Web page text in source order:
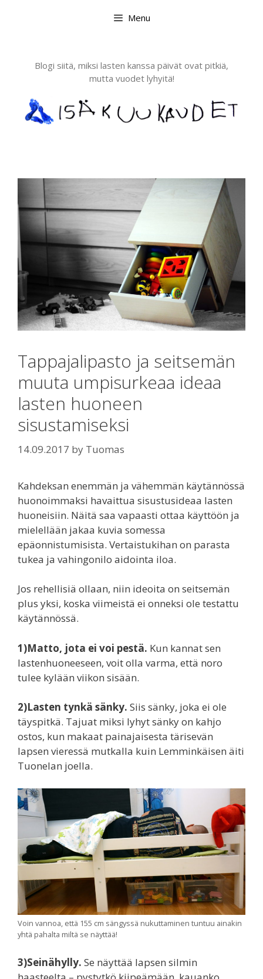
Menu
Blogi siitä, miksi lasten kanssa päivät ovat pitkiä,
mutta vuodet lyhyitä!
Tappajalipasto ja seitsemän
muuta umpisurkeaa ideaa
lasten huoneen
sisustamiseksi
14.09.2017 by Tuomas
Kahdeksan enemmän ja vähemmän käytännössä
huonoimmaksi havaittua sisustusideaa lasten
huoneisiin. Näitä saa vapaasti ottaa käyttöön ja
mielellään jakaa kuvia somessa
epäonnistumisista. Vertaistukihan on parasta
tukea ja vahingonilo aidointa iloa.
Jos rehellisiä ollaan, niin ideoita on seitsemän
plus yksi, koska viimeistä ei onneksi ole testattu
käytännössä.
1)Matto, jota ei voi pestä. Kun kannat sen
lastenhuoneeseen, voit olla varma, että noro
tulee kylään viikon sisään.
2)Lasten tynkä sänky. Siis sänky, joka ei ole
täyspitkä. Tajuat miksi lyhyt sänky on kahjo
ostos, kun makaat painajaisesta tärisevän
lapsen vieressä mutkalla kuin Lemminkäisen äiti
Tuonelan joella.
Voin vannoa, että 155 cm sängyssä nukuttaminen tuntuu ainakin
yhtä pahalta miltä se näyttää!
3)Seinähylly. Se näyttää lapsen silmin